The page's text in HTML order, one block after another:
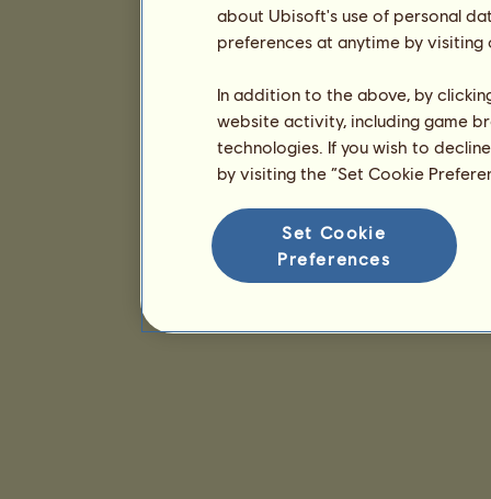
about Ubisoft's use of personal
preferences at anytime by
In addition to the above, by
website activity, including game
technologies. If you wish to
by visiting the “Set Cookie
Set Cookie
Preferences